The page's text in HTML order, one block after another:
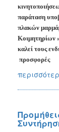
παράταση
πλακών
Κοιμητηρίων
καλεί τους
προσφορές